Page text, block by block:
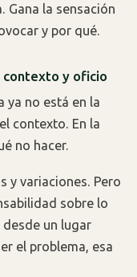
Gana la sensación
y por qué.
contexto y oficio
ya no está en la
contexto. En la
no hacer.
y variaciones. Pero
sobre lo
un lugar
el problema, esa